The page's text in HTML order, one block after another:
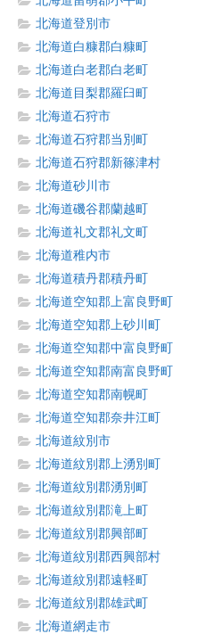
北海道登別市
北海道白糠郡白糠町
北海道白老郡白老町
北海道目梨郡羅臼町
北海道石狩市
北海道石狩郡当別町
北海道石狩郡新篠津村
北海道砂川市
北海道磯谷郡蘭越町
北海道礼文郡礼文町
北海道稚内市
北海道積丹郡積丹町
北海道空知郡上富良野町
北海道空知郡上砂川町
北海道空知郡中富良野町
北海道空知郡南富良野町
北海道空知郡南幌町
北海道空知郡奈井江町
北海道紋別市
北海道紋別郡上湧別町
北海道紋別郡湧別町
北海道紋別郡滝上町
北海道紋別郡興部町
北海道紋別郡西興部村
北海道紋別郡遠軽町
北海道紋別郡雄武町
北海道網走市